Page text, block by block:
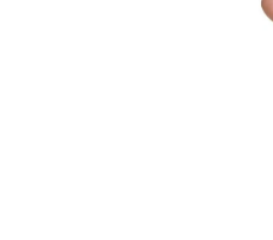
putų tekstūra ir
diabetikų odai. Be to,
putos yra veiksmingos
odą, suteikia jai